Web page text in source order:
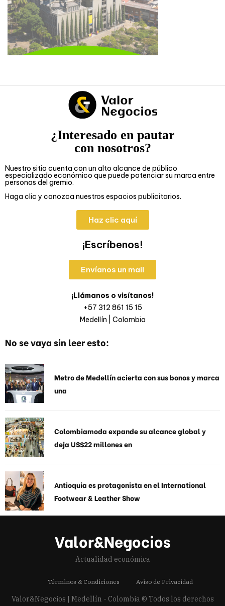
¿Interesado en pautar
con nosotros?
Nuestro sitio cuenta con un alto alcance de público
especializado económico que puede potenciar su marca entre
personas del gremio.
Haga clic y conozca nuestros espacios publicitarios.
Haz clic aquí
¡Escríbenos!
Envíanos un mail
¡Llámanos o visítanos!
+57 312 861 15 15
Medellín | Colombia
No se vaya sin leer esto:
Metro de Medellín acierta con sus bonos y marca
una
Colombiamoda expande su alcance global y
deja US$22 millones en
Antioquia es protagonista en el International
Footwear & Leather Show
Valor&Negocios
Actualidad económica
Términos & Condiciones Aviso de Privacidad